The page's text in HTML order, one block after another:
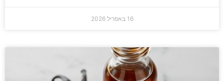
16 באפריל 2026